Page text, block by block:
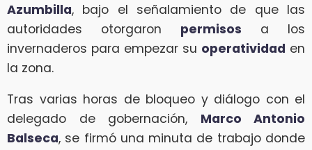
Azumbilla, bajo el señalamiento de que las
autoridades otorgaron permisos a los
invernaderos para empezar su operatividad en
la zona.
Tras varias horas de bloqueo y diálogo con el
delegado de gobernación, Marco Antonio
Balseca, se firmó una minuta de trabajo donde